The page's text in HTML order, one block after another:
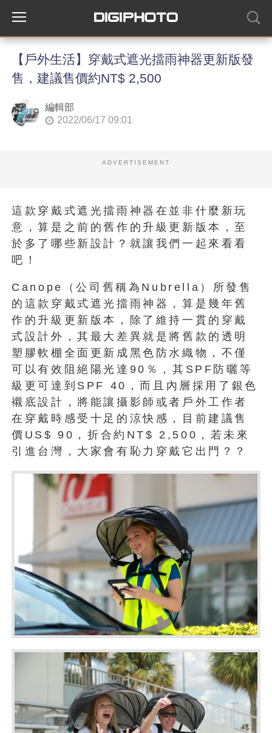
【戶外生活】穿戴式遮光擋雨神器更新版發
售，建議售價約NT$ 2,500
編輯部
2022/06/17 09:01
ADVERTISEMENT
這款穿戴式遮光擋雨神器在並非什麼新玩
意，算是之前的舊作的升級更新版本，至
於多了哪些新設計？就讓我們一起來看看
吧！
Canope（公司舊稱為Nubrella）所發售
的這款穿戴式遮光擋雨神器，算是幾年舊
作的升級更新版本，除了維持一貫的穿戴
式設計外，其最大差異就是將舊款的透明
塑膠軟棚全面更新成黑色防水織物，不僅
可以有效阻絕陽光達90％，其SPF防曬等
級更可達到SPF 40，而且內層採用了銀色
襯底設計，將能讓攝影師或者戶外工作者
在穿戴時感受十足的涼快感，目前建議售
價US$ 90，折合約NT$ 2,500，若未來
引進台灣，大家會有恥力穿戴它出門？？